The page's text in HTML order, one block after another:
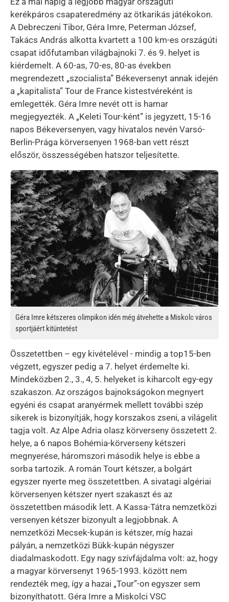
kerékpáros csapateredmény az ötkarikás játékokon.
A Debreczeni Tibor, Géra Imre, Peterman József,
Takács András alkotta kvartett a 100 km-es országúti
csapat időfutamban világbajnoki 7. és 9. helyet is
kiérdemelt. A 60-as, 70-es, 80-as években
megrendezett „szocialista” Békeversenyt annak idején
a „kapitalista” Tour de France kistestvéreként is
emlegették. Géra Imre nevét ott is hamar
megjegyezték. A „Keleti Tour-ként” is jegyzett, 15-16
napos Békeversenyen, vagy hivatalos nevén Varsó-
Berlin-Prága körversenyen 1968-ban vett részt
először, összességében hatszor teljesítette.
Kép
Géra Imre kétszeres olimpikon idén még átvehette a Miskolc város
sportjáért kitüntetést
Összetettben – egy kivételével - mindig a top15-ben
végzett, egyszer pedig a 7. helyet érdemelte ki.
Mindeközben 2., 3., 4, 5. helyeket is kiharcolt egy-egy
szakaszon. Az országos bajnokságokon megnyert
egyéni és csapat aranyérmek mellett további szép
sikerek is bizonyítják, hogy korszakos zseni, a világelit
tagja volt. Az Alpe Adria olasz körverseny összetett 2.
helye, a 6 napos Bohémia-körverseny kétszeri
megnyerése, háromszori második helye is ebbe a
sorba tartozik. A román Tourt kétszer, a bolgárt
egyszer nyerte meg összetettben. A sivatagi algériai
körversenyen kétszer nyert szakaszt és az
összetettben második lett. A Kassa-Tátra nemzetközi
versenyen kétszer bizonyult a legjobbnak. A
nemzetközi Mecsek-kupán is kétszer, míg hazai
pályán, a nemzetközi Bükk-kupán négyszer
diadalmaskodott. Egy nagy szívfájdalma volt: az, hogy
a magyar körversenyt 1965-1993. között nem
rendezték meg, így a hazai „Tour”-on egyszer sem
bizonyíthatott. Géra Imre a Miskolci VSC